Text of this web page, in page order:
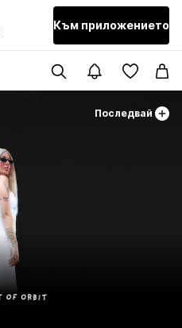
Към приложението
Последвай